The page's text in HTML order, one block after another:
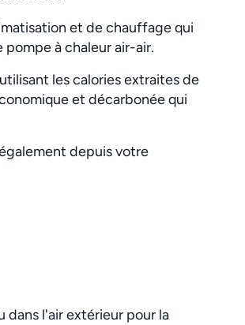
et de chauffage qui
pompe à chaleur air-air.
les calories extraites de
et décarbonée qui
depuis votre
dans l'air extérieur pour la